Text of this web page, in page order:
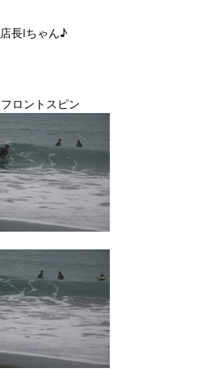
長Iちゃん♪
ロントスピン